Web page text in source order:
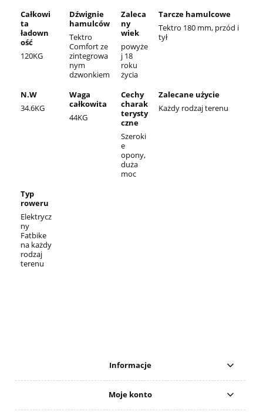
Całkowi
ta
ładown
ość
120KG
Dźwignie
hamulców
Tektro
Comfort ze
zintegrowa
nym
dzwonkiem
Zaleca
ny
wiek
powyże
j 18
roku
życia
Tarcze hamulcowe
Tektro 180 mm, przód i
tył
N.W
34.6KG
Waga
całkowita
44KG
Cechy
charak
terysty
czne
Szeroki
e
opony,
duża
moc
Zalecane użycie
Każdy rodzaj terenu
Typ
roweru
Elektrycz
ny
Fatbike
na każdy
rodzaj
terenu
Informacje
Moje konto